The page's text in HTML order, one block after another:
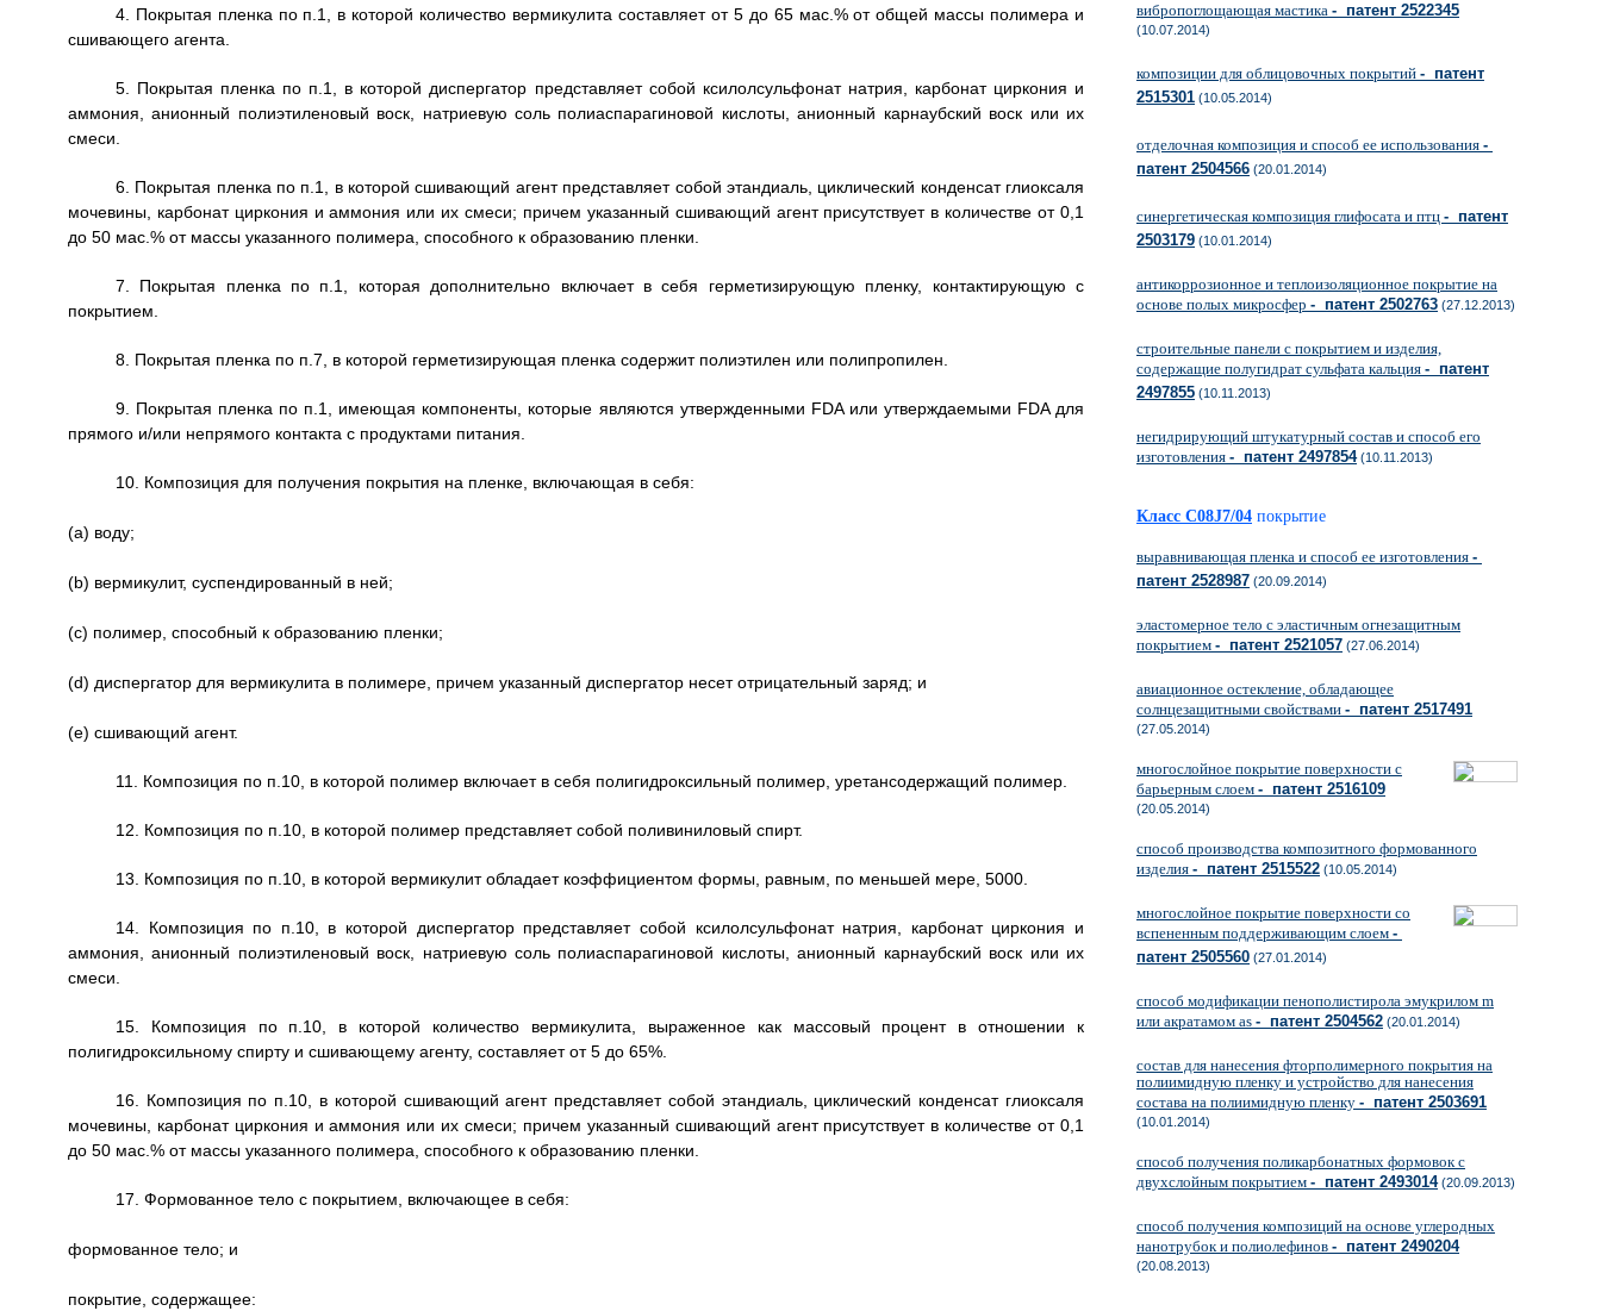
4. Покрытая пленка по п.1, в которой количество вермикулита составляет от 5 до 65 мас.% от общей массы полимера и
сшивающего агента.
5. Покрытая пленка по п.1, в которой диспергатор представляет собой ксилолсульфонат натрия, карбонат циркония и
аммония, анионный полиэтиленовый воск, натриевую соль полиаспарагиновой кислоты, анионный карнаубский воск или их
смеси.
6. Покрытая пленка по п.1, в которой сшивающий агент представляет собой этандиаль, циклический конденсат глиоксаля
мочевины, карбонат циркония и аммония или их смеси; причем указанный сшивающий агент присутствует в количестве от 0,1
до 50 мас.% от массы указанного полимера, способного к образованию пленки.
7. Покрытая пленка по п.1, которая дополнительно включает в себя герметизирующую пленку, контактирующую с
покрытием.
8. Покрытая пленка по п.7, в которой герметизирующая пленка содержит полиэтилен или полипропилен.
9. Покрытая пленка по п.1, имеющая компоненты, которые являются утвержденными FDA или утверждаемыми FDA для
прямого и/или непрямого контакта с продуктами питания.
10. Композиция для получения покрытия на пленке, включающая в себя:
(a) воду;
(b) вермикулит, суспендированный в ней;
(c) полимер, способный к образованию пленки;
(d) диспергатор для вермикулита в полимере, причем указанный диспергатор несет отрицательный заряд; и
(е) сшивающий агент.
11. Композиция по п.10, в которой полимер включает в себя полигидроксильный полимер, уретансодержащий полимер.
12. Композиция по п.10, в которой полимер представляет собой поливиниловый спирт.
13. Композиция по п.10, в которой вермикулит обладает коэффициентом формы, равным, по меньшей мере, 5000.
14. Композиция по п.10, в которой диспергатор представляет собой ксилолсульфонат натрия, карбонат циркония и
аммония, анионный полиэтиленовый воск, натриевую соль полиаспарагиновой кислоты, анионный карнаубский воск или их
смеси.
15. Композиция по п.10, в которой количество вермикулита, выраженное как массовый процент в отношении к
полигидроксильному спирту и сшивающему агенту, составляет от 5 до 65%.
16. Композиция по п.10, в которой сшивающий агент представляет собой этандиаль, циклический конденсат глиоксаля
мочевины, карбонат циркония и аммония или их смеси; причем указанный сшивающий агент присутствует в количестве от 0,1
до 50 мас.% от массы указанного полимера, способного к образованию пленки.
17. Формованное тело с покрытием, включающее в себя:
формованное тело; и
покрытие, содержащее:
вибропоглощающая мастика - патент 2522345
(10.07.2014)
композиции для облицовочных покрытий - патент
2515301 (10.05.2014)
отделочная композиция и способ ее использования -
патент 2504566 (20.01.2014)
синергетическая композиция глифосата и птц - патент
2503179 (10.01.2014)
антикоррозионное и теплоизоляционное покрытие на
основе полых микросфер - патент 2502763 (27.12.2013)
строительные панели с покрытием и изделия,
содержащие полугидрат сульфата кальция - патент
2497855 (10.11.2013)
негидрирующий штукатурный состав и способ его
изготовления - патент 2497854(10.11.2013)
Класс C08J7/04 покрытие
выравнивающая пленка и способ ее изготовления -
патент 2528987 (20.09.2014)
эластомерное тело с эластичным огнезащитным
покрытием - патент 2521057 (27.06.2014)
авиационное остекление, обладающее
солнцезащитными свойствами - патент 2517491
(27.05.2014)
многослойное покрытие поверхности с
барьерным слоем - патент 2516109
(20.05.2014)
способ производства композитного формованного
изделия - патент 2515522 (10.05.2014)
многослойное покрытие поверхности со
вспененным поддерживающим слоем -
патент 2505560 (27.01.2014)
способ модификации пенополистирола эмукрилом m
или акратамом as - патент 2504562 (20.01.2014)
состав для нанесения фторполимерного покрытия на
полиимидную пленку и устройство для нанесения
состава на полиимидную пленку - патент 2503691
(10.01.2014)
способ получения поликарбонатных формовок с
двухслойным покрытием - патент 2493014(20.09.2013)
способ получения композиций на основе углеродных
нанотрубок и полиолефинов - патент 2490204
(20.08.2013)